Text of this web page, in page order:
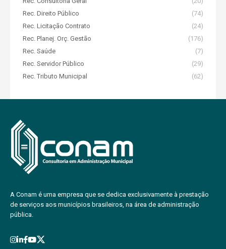
Rec. Direito Público
(74)
Rec. Licitação Contrato
(24)
Rec. Planej. Orç. Gestão
(176)
Rec. Saúde
(7)
Rec. Servidor Público
(29)
Rec. Tributo Municipal
(62)
A Conam é uma empresa que se dedica exclusivamente à prestação
de serviços aos municípios brasileiros, na área de administração
pública.